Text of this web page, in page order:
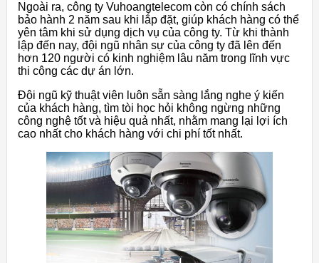
Ngoài ra, công ty Vuhoangtelecom còn có chính sách
bảo hành 2 năm sau khi lắp đặt, giúp khách hàng có thể
yên tâm khi sử dụng dịch vụ của công ty. Từ khi thành
lập đến nay, đội ngũ nhân sự của công ty đã lên đến
hơn 120 người có kinh nghiệm lâu năm trong lĩnh vực
thi công các dự án lớn.
Đội ngũ kỹ thuật viên luôn sẵn sàng lắng nghe ý kiến
của khách hàng, tìm tòi học hỏi không ngừng những
công nghệ tốt và hiệu quả nhất, nhằm mang lại lợi ích
cao nhất cho khách hàng với chi phí tốt nhất.